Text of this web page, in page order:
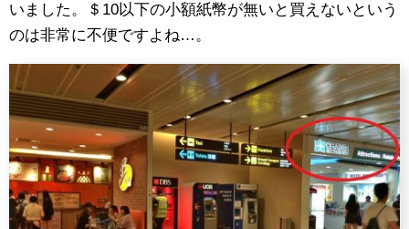
いました。＄10以下の小額紙幣が無いと買えないという
のは非常に不便ですよね…。